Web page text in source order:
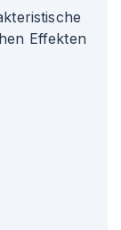
Effekten